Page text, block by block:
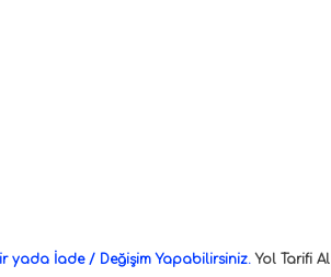
yada İade / Değişim Yapabilirsiniz.Yol Tarifi Al